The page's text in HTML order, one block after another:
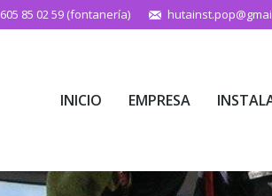
605 85 02 59 (fontanería)
INICIO EMPRESA